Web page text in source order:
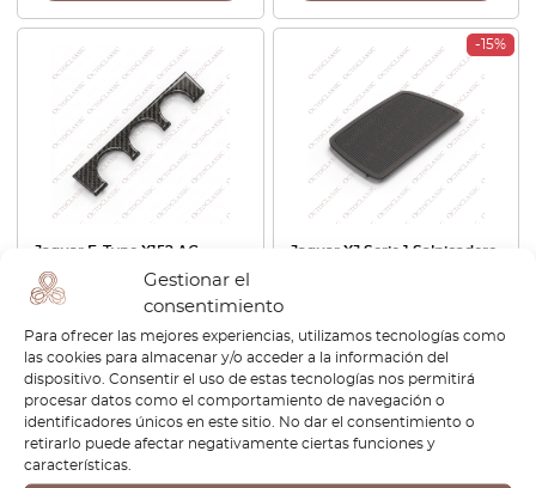
Gestionar el
consentimiento
Para ofrecer las mejores experiencias, utilizamos tecnologías como
las cookies para almacenar y/o acceder a la información del
dispositivo. Consentir el uso de estas tecnologías nos permitirá
procesar datos como el comportamiento de navegación o
identificadores únicos en este sitio. No dar el consentimiento o
retirarlo puede afectar negativamente ciertas funciones y
características.
Jaguar F-Type X152 AC
Climatizador Panel Bisel
Carbono T2R20740
EX53046A04BB
€ 132,00
Ver producto
-15%
Jaguar XJ Serie 1 Salpicadero
€88,80 €75,48
Ver producto